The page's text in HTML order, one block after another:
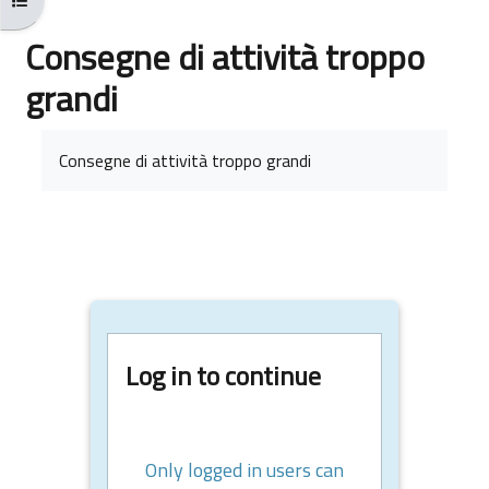
Consegne di attività troppo
grandi
Consegne di attività troppo grandi
Log in to continue
Only logged in users can